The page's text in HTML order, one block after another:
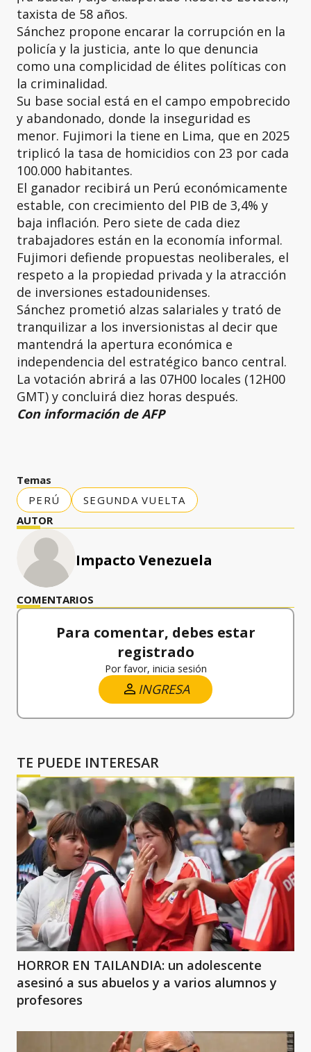
taxista de 58 años.
Sánchez propone encarar la corrupción en la
policía y la justicia, ante lo que denuncia
como una complicidad de élites políticas con
la criminalidad.
Su base social está en el campo empobrecido
y abandonado, donde la inseguridad es
menor. Fujimori la tiene en Lima, que en 2025
triplicó la tasa de homicidios con 23 por cada
100.000 habitantes.
El ganador recibirá un Perú económicamente
estable, con crecimiento del PIB de 3,4% y
baja inflación. Pero siete de cada diez
trabajadores están en la economía informal.
Fujimori defiende propuestas neoliberales, el
respeto a la propiedad privada y la atracción
de inversiones estadounidenses.
Sánchez prometió alzas salariales y trató de
tranquilizar a los inversionistas al decir que
mantendrá la apertura económica e
independencia del estratégico banco central.
La votación abrirá a las 07H00 locales (12H00
GMT) y concluirá diez horas después.
Con información de AFP
Temas
PERÚ
SEGUNDA VUELTA
AUTOR
Impacto Venezuela
COMENTARIOS
Para comentar, debes estar
registrado
Por favor, inicia sesión
INGRESA
TE PUEDE INTERESAR
HORROR EN TAILANDIA: un adolescente
asesinó a sus abuelos y a varios alumnos y
profesores